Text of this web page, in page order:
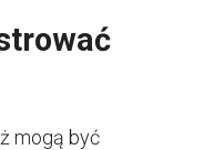
mogą być